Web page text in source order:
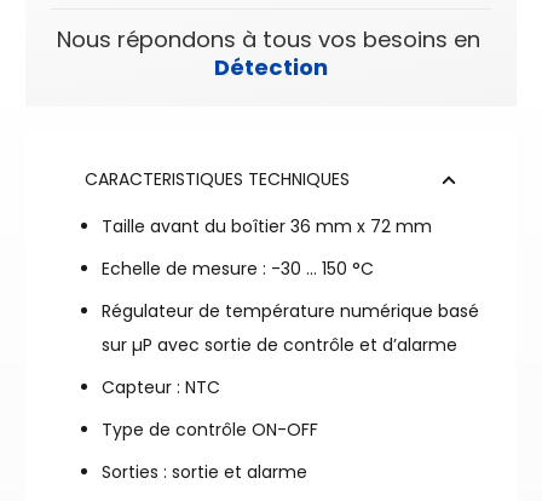
Nous répondons à tous vos besoins en
Détection
CARACTERISTIQUES TECHNIQUES
Taille avant du boîtier 36 mm x 72 mm
Echelle de mesure : -30 … 150 °C
Régulateur de température numérique basé
sur µP avec sortie de contrôle et d’alarme
Capteur : NTC
Type de contrôle ON-OFF
Sorties : sortie et alarme